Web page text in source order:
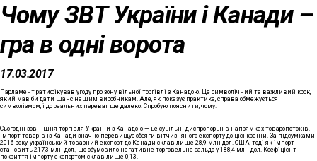
Чому ЗВТ України і Канади –
гра в одні ворота
17.03.2017
Парламент ратифікував угоду про зону вільної торгівлі з Канадою. Це символічний та важливий крок,
який мав би дати шанс нашим виробникам. Але, як показує практика, справа обмежується
символізмом, і до реальних переваг ще далеко. Спробую пояснити, чому.
Сьогодні зовнішня торгівля України з Канадою — це суцільні диспропорції в напрямках товаропотоків.
Імпорт товарів із Канади значно перевищує обсяги вітчизняного експорту до цієї країни. За підсумками
2016 року, український товарний експорт до Канади склав лише 28,9 млн дол. США, тоді як імпорт
становить 217,3 млн дол., що обумовило негативне торговельне сальдо у 188,4 млн дол. Коефіцієнт
покриття імпорту експортом склав лише 0,13.